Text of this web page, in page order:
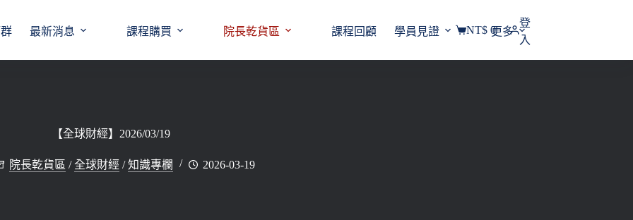
最新消息 課程購買 院長乾貨區 課程回顧 學員見證 更多
購
NT$0
登
入
【全球財經】2026/03/19
院長乾貨區 /全球財經 /知識專欄 2026-03-19